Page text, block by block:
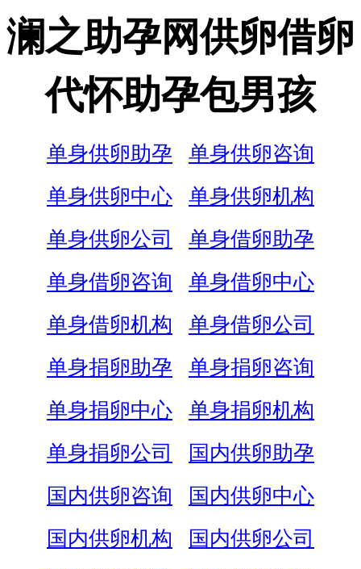
澜之助孕网供卵借卵
代怀助孕包男孩
单身供卵助孕
单身供卵咨询
单身供卵中心
单身供卵机构
单身供卵公司
单身借卵助孕
单身借卵咨询
单身借卵中心
单身借卵机构
单身借卵公司
单身捐卵助孕
单身捐卵咨询
单身捐卵中心
单身捐卵机构
单身捐卵公司
国内供卵助孕
国内供卵咨询
国内供卵中心
国内供卵机构
国内供卵公司